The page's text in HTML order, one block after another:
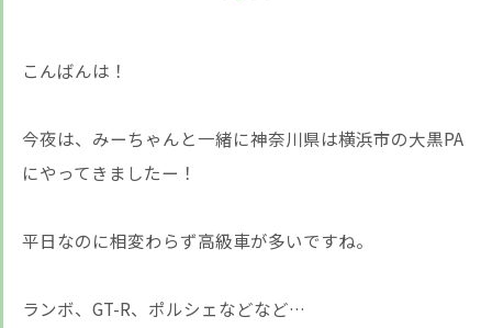
こんばんは！
今夜は、みーちゃんと一緒に神奈川県は横浜市の大黒PA
にやってきましたー！
平日なのに相変わらず高級車が多いですね。
ランボ、GT-R、ポルシェなどなど…